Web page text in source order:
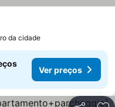
da cidade
Ver preços